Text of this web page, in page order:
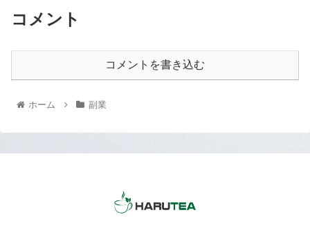
コメント
コメントを書き込む
ホーム 副業